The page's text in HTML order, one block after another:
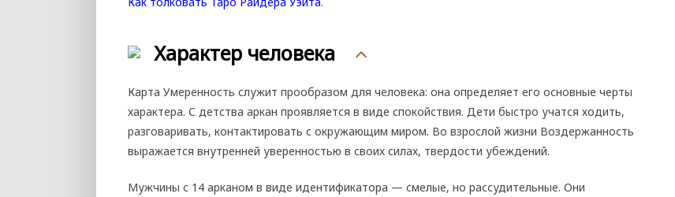
Характер человека
Карта Умеренность служит прообразом для человека: она определяет его основные черты
характера. С детства аркан проявляется в виде спокойствия. Дети быстро учатся ходить,
разговаривать, контактировать с окружающим миром. Во взрослой жизни Воздержанность
выражается внутренней уверенностью в своих силах, твердости убеждений.
Мужчины с 14 арканом в виде идентификатора — смелые, но рассудительные. Они